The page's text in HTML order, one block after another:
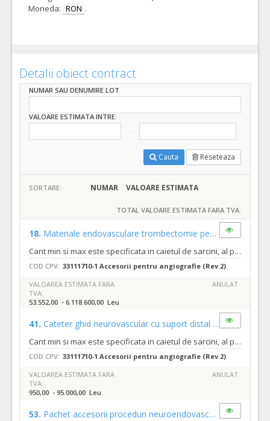
Moneda: RON .
Detalii obiect contract
NUMAR SAU DENUMIRE LOT
VALOARE ESTIMATA INTRE:
Cauta Reseteaza
SORTARE: NUMAR VALOARE ESTIMATA
TOTAL VALOARE ESTIMATA FARA TVA:
18. Materiale endovasculare trombectomie pentru ocluzie proximala
Cant min si max este specificata in caietul de sarcini, al prezentei documentatii
COD CPV: 33111710-1 Accesorii pentru angiografie (Rev.2)
VALOAREA ESTIMATA FARA
TVA:
53.552,00 - 6.118.600,00 Leu
ANULAT
41. Cateter ghid neurovascular cu suport distal (LOT-0041)
Cant min si max este specificata in caietul de sarcini, al prezentei documentatii.
COD CPV: 33111710-1 Accesorii pentru angiografie (Rev.2)
VALOAREA ESTIMATA FARA
TVA:
950,00 - 95.000,00 Leu
ANULAT
53. Pachet accesorii proceduri neuroendovasculare radiale si femurale